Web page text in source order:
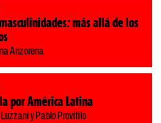
más allá de los
Anzorena
por América Latina
Luzzani y Pablo Provitilo